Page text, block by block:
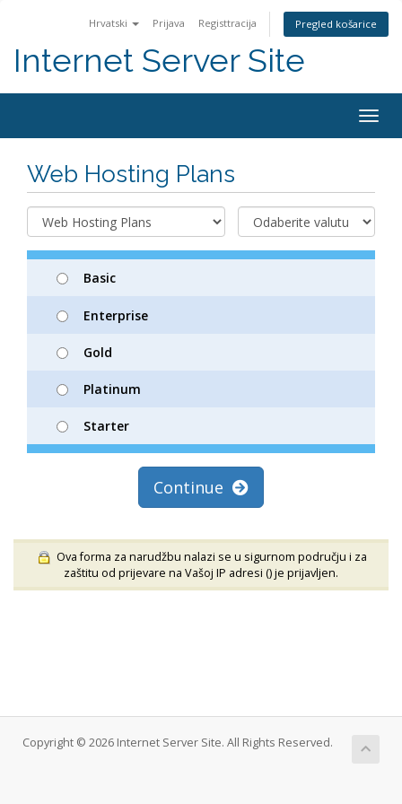
Hrvatski Prijava Registtracija Pregled košarice
Internet Server Site
Web Hosting Plans
Basic
Enterprise
Gold
Platinum
Starter
Continue
Ova forma za narudžbu nalazi se u sigurnom području i za
zaštitu od prijevare na Vašoj IP adresi () je prijavljen.
Copyright © 2026 Internet Server Site. All Rights Reserved.